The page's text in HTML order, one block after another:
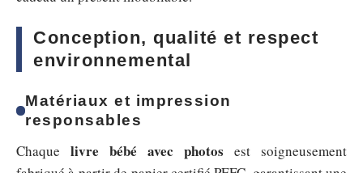
Conception, qualité et respect
environnemental
Matériaux et impression
responsables
Chaque livre bébé avec photos est soigneusement